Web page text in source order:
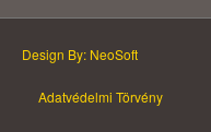
Design By: NeoSoft
Adatvédelmi Törvény